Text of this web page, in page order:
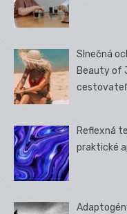
Slnečná
Beauty of
Reflexná
praktické